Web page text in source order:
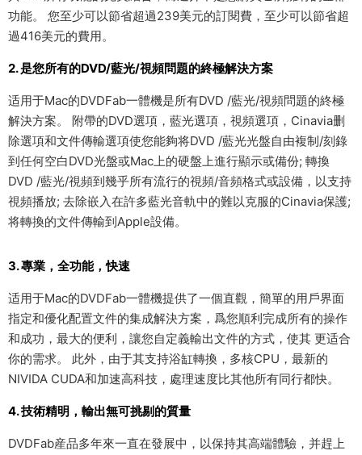
功能。 您至少可以節省超過239美元的訂閱費，至少可以節省超
過416美元的費用。
2. 是您所有的DVD/藍光/視頻問題的終極解決方案
适用于Mac的DVDFab一體機是所有DVD /藍光/視頻問題的終極
解決方案。 附帶的DVD選項，藍光選項，視頻選項，Cinavia删
除選項和文件傳輸選項使您能夠将DVD /藍光光盤自由複制/刻錄
到任何空白DVD光盤或Mac上的硬盤上進行顯示或備份; 轉換
DVD /藍光/視頻到幾乎所有流行的視頻/音頻格式或設備，以支持
視頻播放; 去除嵌入在許多藍光音軌中的難以克服的Cinavia保護;
将轉換的文件傳輸到Apple設備。
3. 專業，全功能，快速
适用于Mac的DVDFab一體機提供了一個直觀，簡單的用戶界面
指定和優化配置文件的集成解決方案，爲您順利完成所有的操作
和成功，最大的便利，讓您自定義輸出文件的方式，使其 更适合
你的需求。 此外，由于其支持浴缸轉換，多核CPU，最新的
NIVIDA CUDA和加速高科技，處理速度比其他所有同行都快。
4. 技術精明，輸出無可挑剔的質量
DVDFab産品多年來一直在發展中，以保持其高端體驗，并趕上